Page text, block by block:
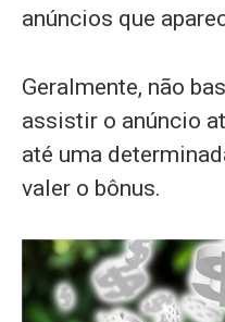
anúncios que
Geralmente, não
assistir o anúncio
até uma
valer o bônus.